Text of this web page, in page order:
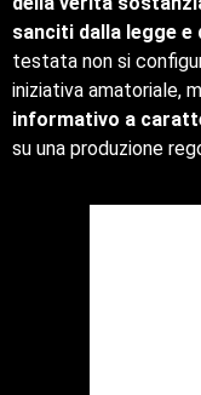
sanciti dalla legge
testata non si
iniziativa amatoriale,
informativo a
su una produzione